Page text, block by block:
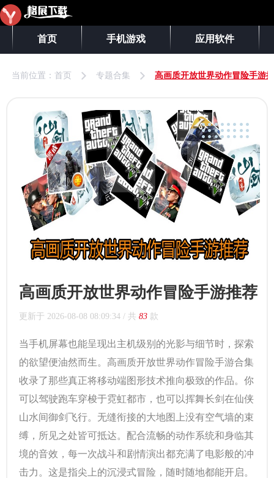
首页 手机游戏 应用软件
当前位置： 首页 专题合集 高画质开放世界动作冒险手游
高画质开放世界动作冒险手游推荐
更新于 2026-08-08 08:09:34 / 共 83 款
当手机屏幕也能呈现出主机级别的光影与细节时，探索
的欲望便油然而生。高画质开放世界动作冒险手游合集
收录了那些真正将移动端图形技术推向极致的作品。你
可以驾驶跑车穿梭于霓虹都市，也可以挥舞长剑在仙侠
山水间御剑飞行。无缝衔接的大地图上没有空气墙的束
缚，所见之处皆可抵达。配合流畅的动作系统和身临其
境的音效，每一次战斗和剧情演出都充满了电影般的冲
击力。这是指尖上的沉浸式冒险，随时随地都能开启。